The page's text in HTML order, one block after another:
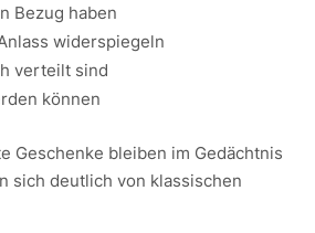
Bezug haben
widerspiegeln
verteilt sind
können
Geschenke bleiben im Gedächtnis
sich deutlich von klassischen